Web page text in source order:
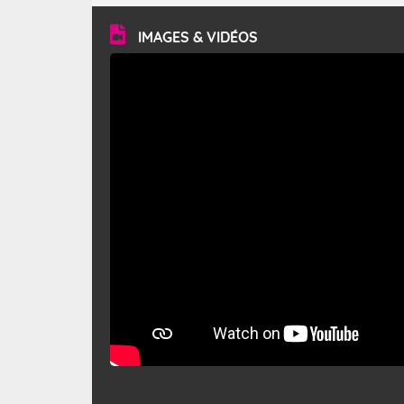
vitesse moyenne de 50 km/h et atteindre 80 à 100 km/h
en rafales, parfois davantage. Il parcourt la basse vallée
du Rhône et la Provence et envahit le littoral
méditerranéen à partir de la Camargue.
IMAGES & VIDÉOS